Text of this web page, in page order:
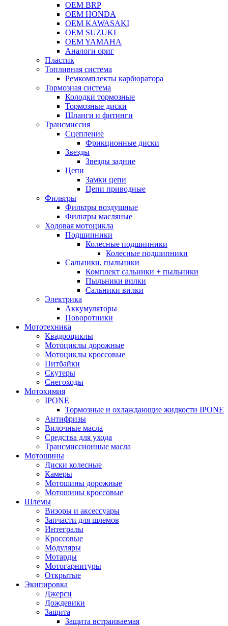
OEM BRP
OEM HONDA
OEM KAWASAKI
OEM SUZUKI
OEM YAMAHA
Аналоги ориг
Пластик
Топливная система
Ремкомплекты карбюратора
Тормозная система
Колодки тормозные
Тормозные диски
Шланги и фитинги
Трансмиссия
Cцепление
Фрикционные диски
Звезды
Звезды задние
Цепи
Замки цепи
Цепи приводные
Фильтры
Фильтры воздушные
Фильтры масляные
Ходовая мотоцикла
Подшипники
Колесные подшипники
Колесные подшипники
Сальники, пыльники
Комплект сальники + пыльники
Пыльники вилки
Сальники вилки
Электрика
Аккумуляторы
Поворотники
Мототехника
Квадроциклы
Мотоциклы дорожные
Мотоциклы кроссовые
Питбайки
Скутеры
Снегоходы
Мотохимия
IPONE
Тормозные и охлаждающие жидкости IPONE
Антифризы
Вилочные масла
Средства для ухода
Трансмиссионные масла
Мотошины
Диски колесные
Камеры
Мотошины дорожные
Мотошины кроссовые
Шлемы
Визоры и аксессуары
Запчасти для шлемов
Интегралы
Кроссовые
Модуляры
Мотарды
Мотогарнитуры
Открытые
Экипировка
Джерси
Дождевики
Защита
Защита встраиваемая